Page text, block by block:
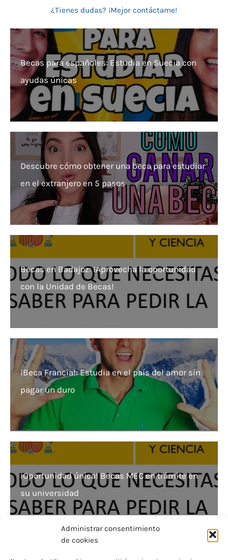
Administrar consentimiento
de cookies
¿Tienes dudas? ¡Mejor contáctame!
Becas para españoles: Estudia en Suecia con
ayudas únicas
Descubre cómo obtener una beca para estudiar
en el extranjero en 5 pasos
Becas en Badajoz: ¡Aprovecha la oportunidad
con la Unidad de Becas!
¡Beca Francia!: Estudia en el país del amor sin
pagar un duro
¡Oportunidad única! Becas MEC en trámite en
su universidad